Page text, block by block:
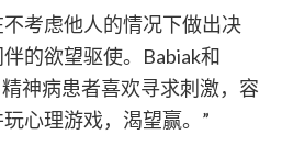
考虑他人的情况下做出决
的欲望驱使。Babiak和
神病患者喜欢寻求刺激，容
心理游戏，渴望赢。”